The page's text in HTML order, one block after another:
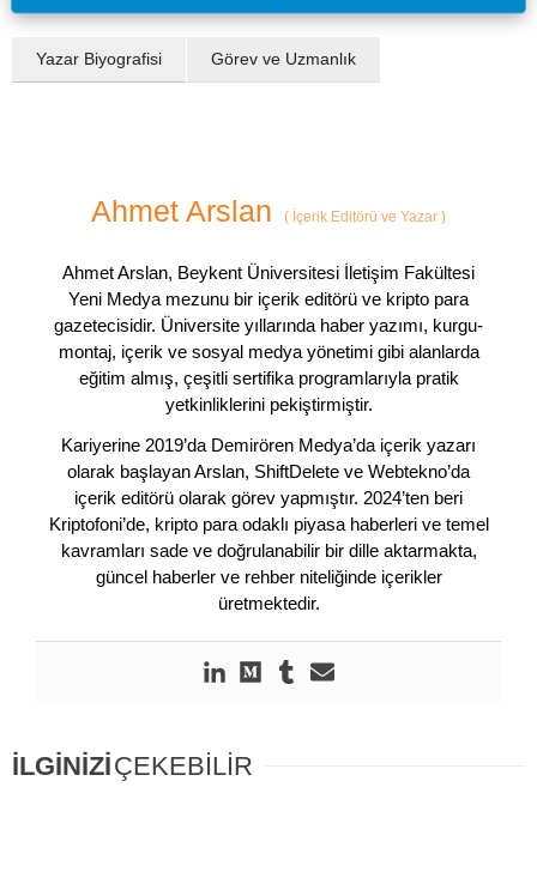
Yazar Biyografisi Görev ve Uzmanlık
Ahmet Arslan ( İçerik Editörü ve Yazar )
Ahmet Arslan, Beykent Üniversitesi İletişim Fakültesi
Yeni Medya mezunu bir içerik editörü ve kripto para
gazetecisidir. Üniversite yıllarında haber yazımı, kurgu-
montaj, içerik ve sosyal medya yönetimi gibi alanlarda
eğitim almış, çeşitli sertifika programlarıyla pratik
yetkinliklerini pekiştirmiştir.
Kariyerine 2019’da Demirören Medya’da içerik yazarı
olarak başlayan Arslan, ShiftDelete ve Webtekno’da
içerik editörü olarak görev yapmıştır. 2024’ten beri
Kriptofoni’de, kripto para odaklı piyasa haberleri ve temel
kavramları sade ve doğrulanabilir bir dille aktarmakta,
güncel haberler ve rehber niteliğinde içerikler
üretmektedir.
İLGİNİZİÇEKEBİLİR